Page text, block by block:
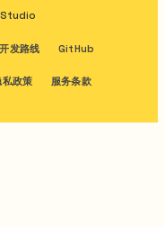
开发路线 GitHub
私政策 服务条款